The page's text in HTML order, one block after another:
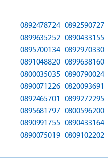
0892478724 0892590727
0899635252 0890433155
0895700134 0892970330
0891048820 0899638160
0800035035 0890790024
0890071226 0820093691
0892465701 0899272295
0895681797 0800596200
0890991755 0890433164
0890075019 0809102202